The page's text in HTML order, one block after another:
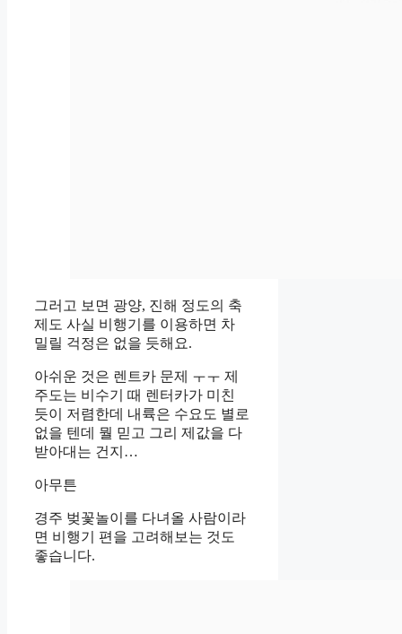
그러고 보면 광양, 진해 정도의 축
제도 사실 비행기를 이용하면 차
밀릴 걱정은 없을 듯해요.
아쉬운 것은 렌트카 문제 ㅜㅜ 제
주도는 비수기 때 렌터카가 미친
듯이 저렴한데 내륙은 수요도 별로
없을 텐데 뭘 믿고 그리 제값을 다
받아대는 건지…
아무튼
경주 벚꽃놀이를 다녀올 사람이라
면 비행기 편을 고려해보는 것도
좋습니다.